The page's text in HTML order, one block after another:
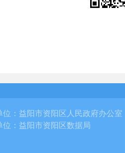
位：益阳市资阳区人民政府办公室
位：益阳市资阳区数据局